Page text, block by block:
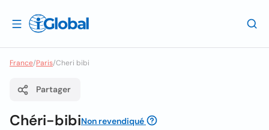
France/Paris/Cheri bibi
Partager
Chéri-bibiNon revendiqué